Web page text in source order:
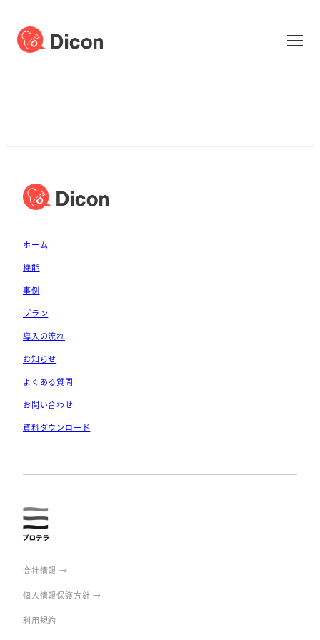
ホーム
機能
事例
プラン
導入の流れ
お知らせ
よくある質問
お問い合わせ
資料ダウンロード
prote
rra
会社情報 →
個人情報保護方針 →
利用規約